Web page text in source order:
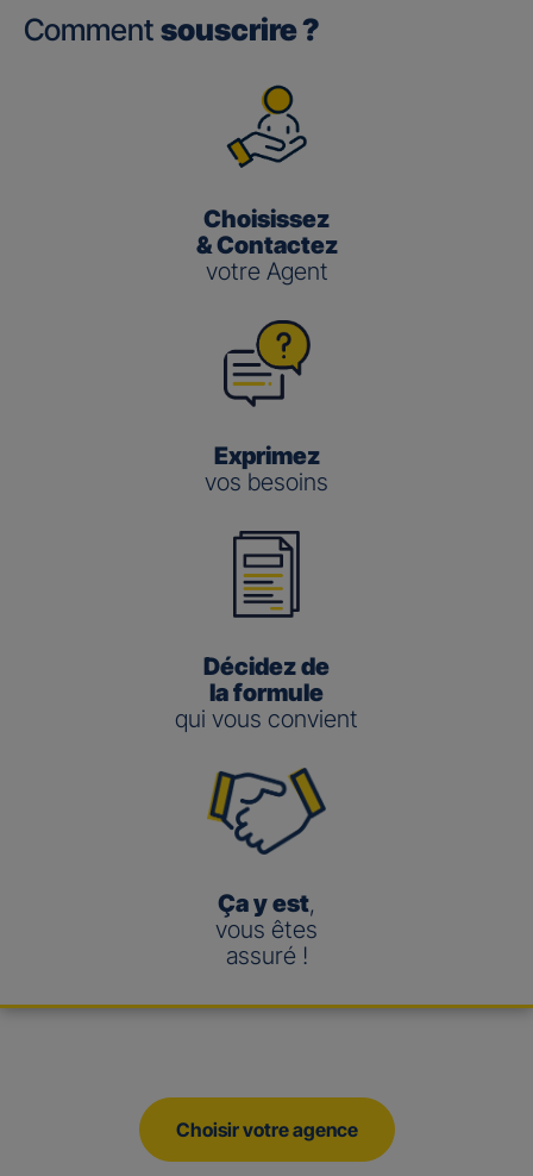
Comment souscrire ?
Choisissez
& Contactez
votre Agent
Exprimez
vos besoins
Décidez de
la formule
qui vous convient
Ça y est,
vous êtes
assuré !
Choisir votre agence